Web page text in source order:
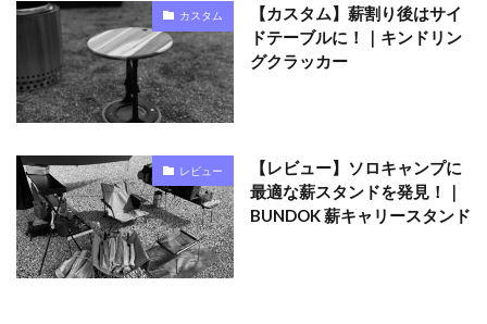
カスタム
【カスタム】薪割り後はサイ
ドテーブルに！｜キンドリン
グクラッカー
レビュー
【レビュー】ソロキャンプに
最適な薪スタンドを発見！｜
BUNDOK 薪キャリースタンド